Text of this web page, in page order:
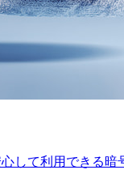
して利用できる